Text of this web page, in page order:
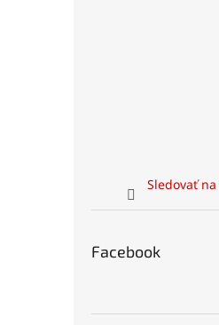
Sledovať
Facebook